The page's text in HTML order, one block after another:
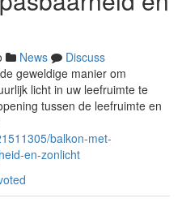
News
Discuss
geweldige manier om
licht in uw leefruimte te
tussen de leefruimte en
balkon-met-
en-zonlicht